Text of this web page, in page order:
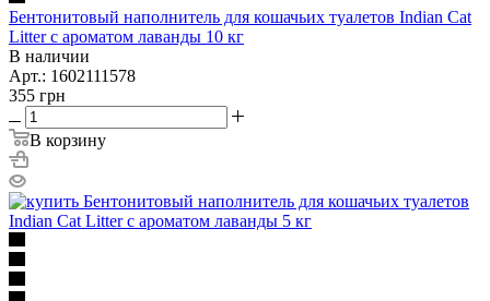
Бентонитовый наполнитель для кошачьих туалетов Indian Cat
Litter с ароматом лаванды 10 кг
В наличии
Арт.: 1602111578
355 грн
В корзину